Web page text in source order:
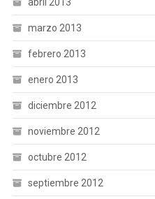
abril 2013
marzo 2013
febrero 2013
enero 2013
diciembre 2012
noviembre 2012
octubre 2012
septiembre 2012